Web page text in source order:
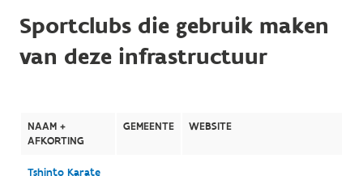
Sportclubs die gebruik maken
van deze infrastructuur
NAAM +
AFKORTING
GEMEENTE WEBSITE
Tshinto Karate